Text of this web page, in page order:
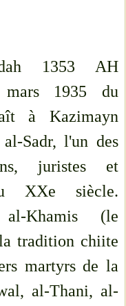
1353 AH
mars 1935 du
à Kazimayn
Sadr, l'un des
juristes et
XXe siècle.
al-Khamis (le
tradition chiite
martyrs de la
al-Thani, al-